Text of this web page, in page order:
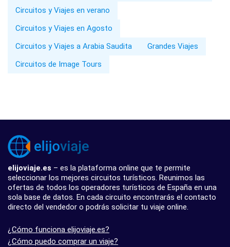
Circuitos y Viajes en verano
Circuitos y Viajes en Agosto
Circuitos y Viajes a Arabia Saudita
Grandes Viajes
Circuitos de Image Tours
elijoviaje.es – es la plataforma online que te permite
seleccionar los mejores circuitos turísticos. Reunimos las
ofertas de todos los operadores turísticos de España en una
sola base de datos. En cada circuito encontrarás el contacto
directo del vendedor o podrás solicitar tu viaje online.
¿Cómo funciona elijoviaje.es?
¿Cómo puedo comprar un viaje?